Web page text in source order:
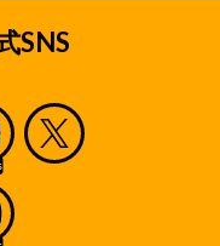
ランチャイズ契
約を締結してい
店及び加盟店を
をあわせて「店
らびに内定もし
囲に限定してお
SNS